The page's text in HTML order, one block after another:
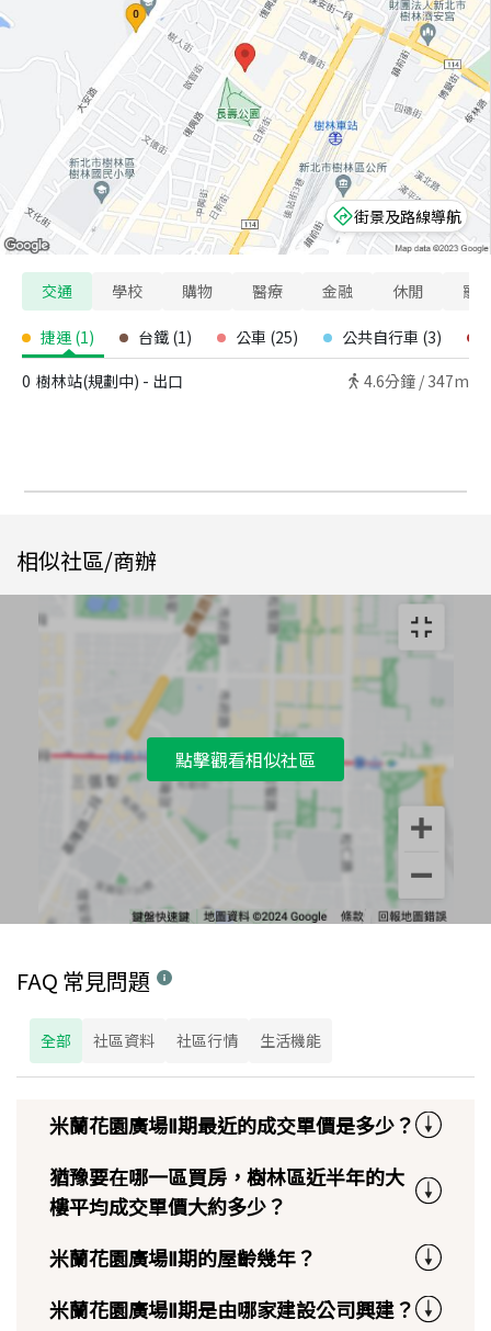
街景及路線導航
交通 學校 購物 醫療 金融 休閒 寵
捷運 (1) 台鐵 (1) 公車 (25) 公共自行車 (3)
0 樹林站(規劃中) - 出口 4.6分鐘 / 347m
相似社區/商辦
點擊觀看相似社區
FAQ 常見問題
全部 社區資料 社區行情 生活機能
米蘭花園廣場Ⅱ期最近的成交單價是多少？
猶豫要在哪一區買房，樹林區近半年的大
樓平均成交單價大約多少？
米蘭花園廣場Ⅱ期的屋齡幾年？
米蘭花園廣場Ⅱ期是由哪家建設公司興建？